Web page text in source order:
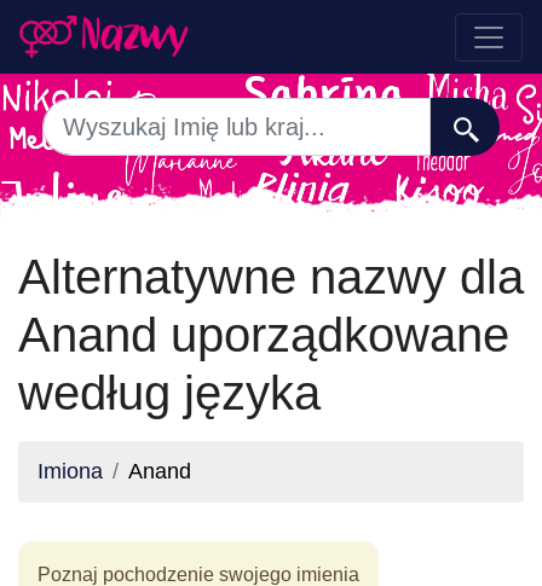
Alternatywne nazwy dla
Anand uporządkowane
według języka
Imiona Anand
Poznaj pochodzenie swojego imienia